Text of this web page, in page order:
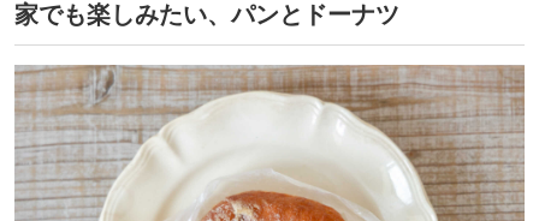
家でも楽しみたい、パンとドーナツ